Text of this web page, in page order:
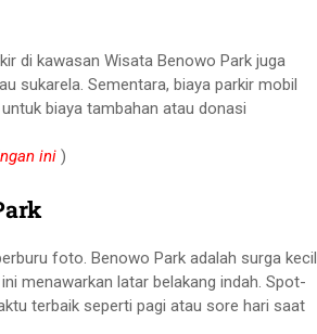
di kawasan Wisata Benowo Park juga
sukarela. Sementara, biaya parkir mobil
biaya tambahan atau donasi
ini )
foto. Benowo Park adalah surga kecil
menawarkan latar belakang indah. Spot-
terbaik seperti pagi atau sore hari saat